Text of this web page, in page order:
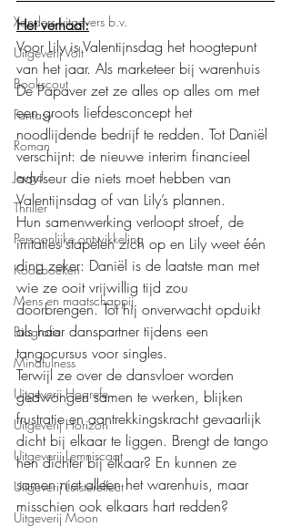
Xanders uitgevers b.v.
Uitgeverij Volt
Bookscout
Fantasy
Roman
Jeugd
Thriller
Persoonlijke ontwikkeling
Kookboeken
Mens en maatschappij
Biografie
Mindfulness
Uitgeverij Hogrefe
Uitgeverij Horizon
Uitgeverij Lemniscaat
Uitgeverij Luistereffect
Uitgeverij Moon
Het verhaal:
Voor Lily is Valentijnsdag het hoogtepunt
van het jaar. Als marketeer bij warenhuis
De Papaver zet ze alles op alles om met
een groots liefdesconcept het
noodlijdende bedrijf te redden. Tot Daniël
verschijnt: de nieuwe interim financieel
adviseur die niets moet hebben van
Valentijnsdag of van Lily’s plannen.
Hun samenwerking verloopt stroef, de
irritaties stapelen zich op en Lily weet één
ding zeker: Daniël is de laatste man met
wie ze ooit vrijwillig tijd zou
doorbrengen. Tot hij onverwacht opduikt
als haar danspartner tijdens een
tangocursus voor singles.
Terwijl ze over de dansvloer worden
gedwongen samen te werken, blijken
frustratie en aantrekkingskracht gevaarlijk
dicht bij elkaar te liggen. Brengt de tango
hen dichter bij elkaar? En kunnen ze
samen niet alleen het warenhuis, maar
misschien ook elkaars hart redden?